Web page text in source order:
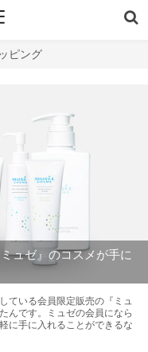
ピング
ュゼ』のコスメが手に
ている会員限定販売の『ミュ
んです。ミュゼの会員になら
に手に入れることができるな